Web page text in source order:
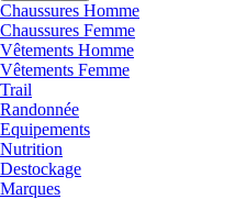
Chaussures Homme
Chaussures Femme
Vêtements Homme
Vêtements Femme
Trail
Randonnée
Equipements
Nutrition
Destockage
Marques